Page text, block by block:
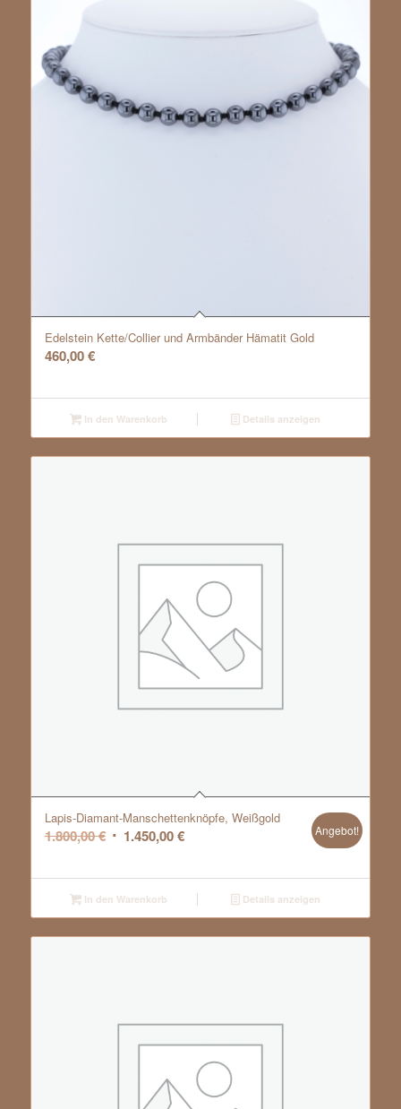
Edelstein Kette/Collier und Armbänder Hämatit Gold
460,00€
In den Warenkorb Details anzeigen
Lapis-Diamant-Manschettenknöpfe, Weißgold
1.800,00€ Ursprünglicher
war:
1.800,00 €
1.450,00€Aktueller
ist:
1.450,00 €.
Angebot!
In den Warenkorb Details anzeigen